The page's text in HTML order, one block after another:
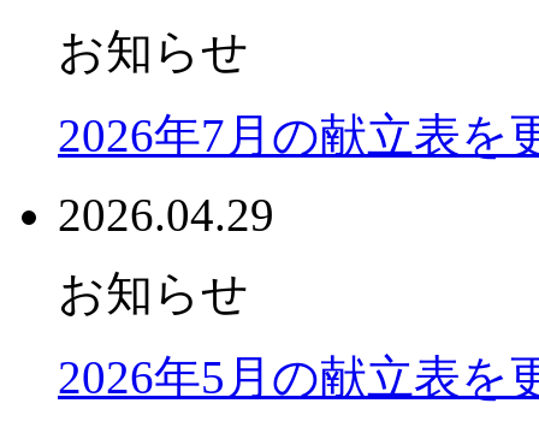
お知らせ
2026年7月の献立表を
2026.04.29
お知らせ
2026年5月の献立表を